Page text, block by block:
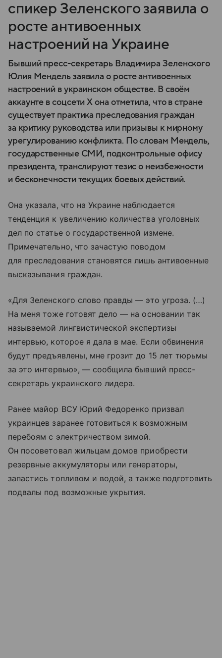
спикер Зеленского заявила о
росте антивоенных
настроений на Украине
Бывший пресс-секретарь Владимира Зеленского
Юлия Мендель заявила о росте антивоенных
настроений в украинском обществе. В своём
аккаунте в соцсети X она отметила, что в стране
существует практика преследования граждан
за критику руководства или призывы к мирному
урегулированию конфликта. По словам Мендель,
государственные СМИ, подконтрольные офису
президента, транслируют тезис о неизбежности
и бесконечности текущих боевых действий.
Она указала, что на Украине наблюдается
тенденция к увеличению количества уголовных
дел по статье о государственной измене.
Примечательно, что зачастую поводом
для преследования становятся лишь антивоенные
высказывания граждан.
«Для Зеленского слово правды — это угроза. (…)
На меня тоже готовят дело — на основании так
называемой лингвистической экспертизы
интервью, которое я дала в мае. Если обвинения
будут предъявлены, мне грозит до 15 лет тюрьмы
за это интервью», — сообщила бывший пресс-
секретарь украинского лидера.
Ранее майор ВСУ Юрий Федоренко призвал
украинцев заранее готовиться к возможным
перебоям с электричеством зимой.
Он посоветовал жильцам домов приобрести
резервные аккумуляторы или генераторы,
запастись топливом и водой, а также подготовить
подвалы под возможные укрытия.